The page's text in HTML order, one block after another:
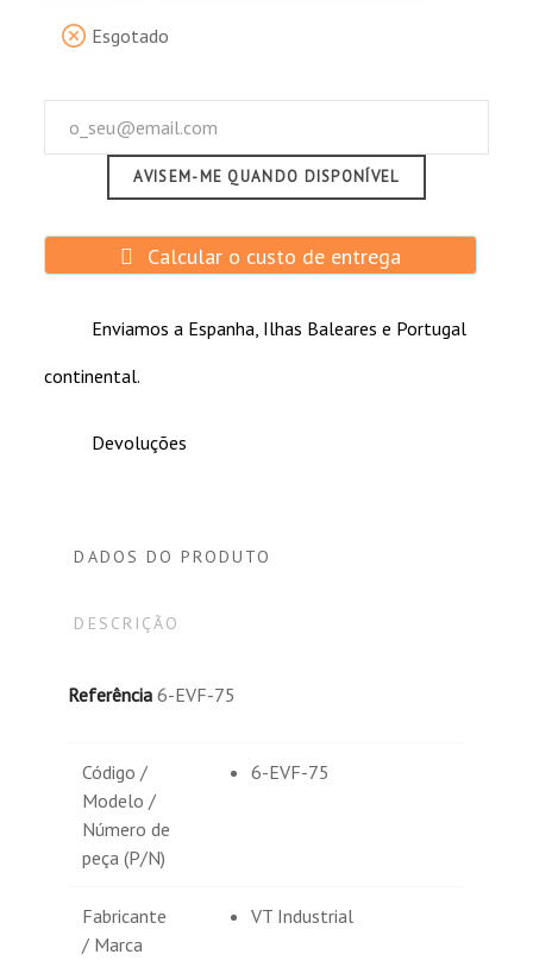
Esgotado
AVISEM-ME QUANDO DISPONÍVEL
Calcular o custo de entrega
Enviamos a Espanha, Ilhas Baleares e Portugal
continental.
Devoluções
DADOS DO PRODUTO
DESCRIÇÃO
Referência 6-EVF-75
Código /
Modelo /
Número de
peça (P/N)
6-EVF-75
Fabricante
/ Marca
VT Industrial
design de célula de alta pressão, previne
Eletrólito - Ácido sulfúrico diluído de alta
pureza com eletrólitos de gel de nano sílica
patenteado, para prolongar a vida do ciclo e
melhorar o desempenho de descarga
Recipiente e tampa da bateria - ABS UL94-HB
(ABS UL94-V0 ignífugo é opcional).
Aplicações:
Ferramentas ou brinquedos elétricos
Veículos elétricos.
Paletes elétricos.